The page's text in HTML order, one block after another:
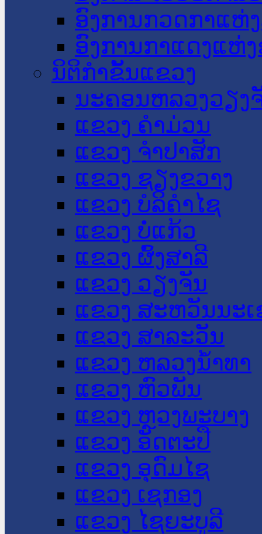
ອົງການກວດກາແຫ່
ອົງການກາແດງແຫ່
ນິຕິກໍາຂັ້ນແຂວງ
ນະ​ຄອນ​ຫລວງວຽງ
ແຂວງ ຄໍາມ່ວນ
ແຂວງ ຈໍາປາສັກ
ແຂວງ ຊຽງຂວາງ
ແຂວງ ບໍລິຄໍາໄຊ
ແຂວງ ບໍ່ແກ້ວ
ແຂວງ ຜົ້ງສາລີ
ແຂວງ ວຽງຈັນ
ແຂວງ ສະຫວັນນະ
ແຂວງ ສາລະວັນ
ແຂວງ ຫລວງນໍ້າທາ
ແຂວງ ຫົວພັນ
ແຂວງ ຫຼວງພະບາງ
ແຂວງ ອັດຕະປື
ແຂວງ ອຸດົມໄຊ
ແຂວງ ເຊກອງ
ແຂວງ ໄຊຍະບູລີ